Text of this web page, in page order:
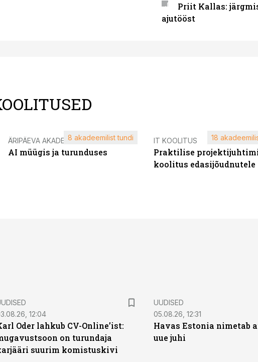
Priit Kallas:
ajutööst
ÄRIPÄEVA AKADEEMIA
AI müügis ja turunduses
8 akadeemilist tundi IT KOOLITUS
Praktilise
koolitus edasijõudnutele
18
12:04
Oder lahkub CV-Online’ist:
on turundaja
suurim komistuskivi
UUDISED
05.08.26, 12:31
Havas Estonia nimetab
uue juhi